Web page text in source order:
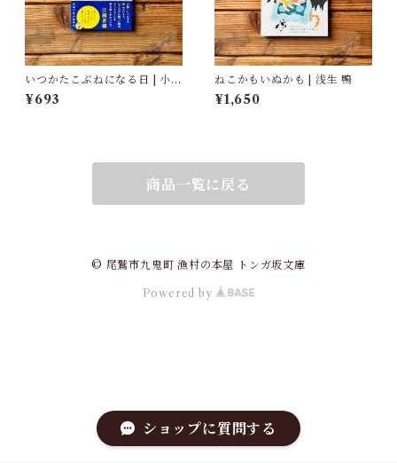
ショップに質問する
いつかたこぶねになる日 | 小津
夜景
¥693
ねこかもいぬかも | 浅生 鴨
¥1,650
商品一覧に戻る
© 尾鷲市九鬼町 漁村の本屋 トンガ坂文庫
Powered by